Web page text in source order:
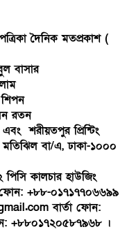
দৈনিক মতপ্রকাশ (
বাসার
শিপন
রতন
শরীয়তপুর প্রিন্টিং
মতিঝিল বা/এ, ঢাকা-১০০০
কালচার হাউজিং
+৮৮-০১৭১৭৭০৬৬৯৯
বার্তা ফোন:
+৮৮০১৭২০৫৮৭৯৬৮ ।